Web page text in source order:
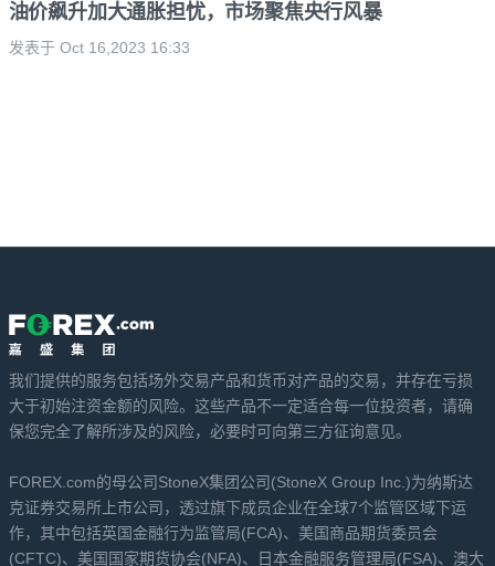
油价飙升加大通胀担忧，市场聚焦央行风暴
发表于 Oct 16,2023 16:33
我们提供的服务包括场外交易产品和货币对产品的交易，并存在亏损
大于初始注资金额的风险。这些产品不一定适合每一位投资者，请确
保您完全了解所涉及的风险，必要时可向第三方征询意见。
FOREX.com的母公司StoneX集团公司(StoneX Group Inc.)为纳斯达
克证券交易所上市公司，透过旗下成员企业在全球7个监管区域下运
作，其中包括英国金融行为监管局(FCA)、美国商品期货委员会
(CFTC)、美国国家期货协会(NFA)、日本金融服务管理局(FSA)、澳大